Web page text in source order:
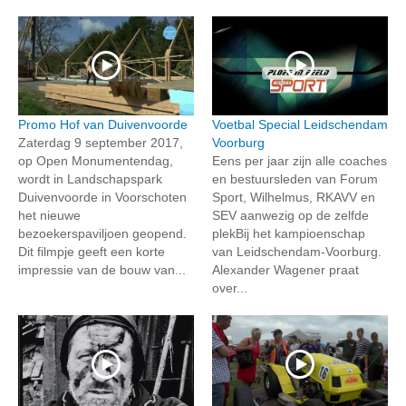
Promo Hof van Duivenvoorde
Zaterdag 9 september 2017,
op Open Monumentendag,
wordt in Landschapspark
Duivenvoorde in Voorschoten
het nieuwe
bezoekerspaviljoen geopend.
Dit filmpje geeft een korte
impressie van de bouw van...
Voetbal Special Leidschendam
Voorburg
Eens per jaar zijn alle coaches
en bestuursleden van Forum
Sport, Wilhelmus, RKAVV en
SEV aanwezig op de zelfde
plekBij het kampioenschap
van Leidschendam-Voorburg.
Alexander Wagener praat
over...